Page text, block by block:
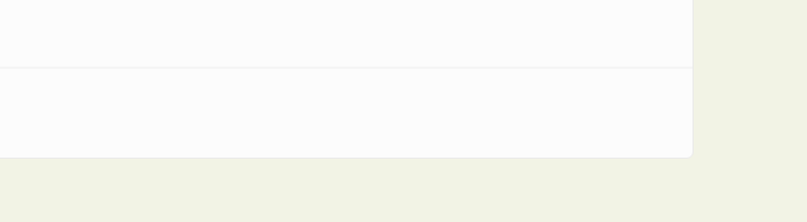
del Sur